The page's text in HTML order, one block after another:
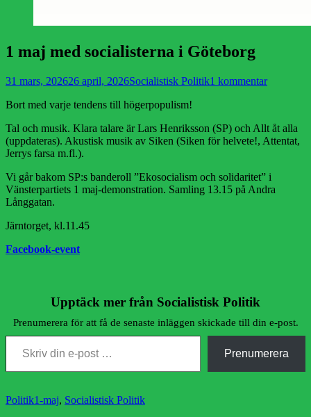
1 maj med socialisterna i Göteborg
Publicerad
31 mars, 202626 april, 2026Författare
Socialistisk Politik1 kommentar
Bort med varje tendens till högerpopulism!
Tal och musik. Klara talare är Lars Henriksson (SP) och Allt åt alla
(uppdateras). Akustisk musik av Siken (Siken för helvete!, Attentat,
Jerrys farsa m.fl.).
Vi går bakom SP:s banderoll ”Ekosocialism och solidaritet” i
Vänsterpartiets 1 maj-demonstration. Samling 13.15 på Andra
Långgatan.
Järntorget, kl.11.45
Facebook-event
Upptäck mer från Socialistisk Politik
Prenumerera för att få de senaste inläggen skickade till din e-post.
Skriv din e-post …
Prenumerera
Kategorier
PolitikEtiketter
1-maj, Socialistisk Politik